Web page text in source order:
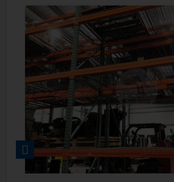
PREVIOUS